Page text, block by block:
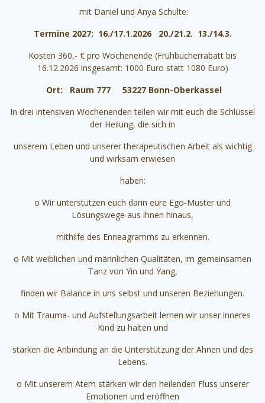
mit Daniel und Anya Schulte:
Termine 2027: 16./17.1.2026 20./21.2. 13./14.3.
Kosten 360,- € pro Wochenende (Frühbucherrabatt bis
16.12.2026 insgesamt: 1000 Euro statt 1080 Euro)
Ort: Raum 777 53227 Bonn-Oberkassel
In drei intensiven Wochenenden teilen wir mit euch die Schlüssel
der Heilung, die sich in
unserem Leben und unserer therapeutischen Arbeit als wichtig
und wirksam erwiesen
haben:
o Wir unterstützen euch darin eure Ego-Muster und
Lösungswege aus ihnen hinaus,
mithilfe des Enneagramms zu erkennen.
o Mit weiblichen und männlichen Qualitäten, im gemeinsamen
Tanz von Yin und Yang,
finden wir Balance in uns selbst und unseren Beziehungen.
o Mit Trauma- und Aufstellungsarbeit lernen wir unser inneres
Kind zu halten und
stärken die Anbindung an die Unterstützung der Ahnen und des
Lebens.
o Mit unserem Atem stärken wir den heilenden Fluss unserer
Emotionen und eröffnen